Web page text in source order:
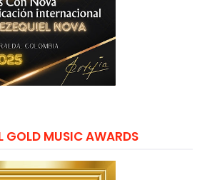
GOLD MUSIC AWARDS